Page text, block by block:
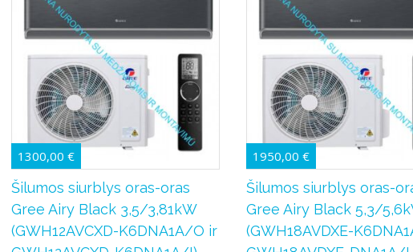
1300,00 €
Šilumos siurblys oras-oras
Gree Airy Black 3,5/3,81kW
(GWH12AVCXD-K6DNA1A/O ir
1950,00 €
Šilumos siurblys oras-
Gree Airy Black 5,3/
(GWH18AVDXE-